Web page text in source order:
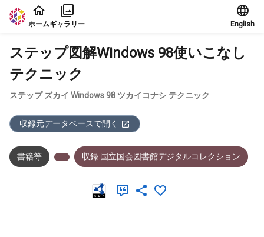
本文に飛ぶ
ホームギャラリー English
ステップ図解Windows 98使いこなし
テクニック
ステップ ズカイ Windows 98 ツカイコナシ テクニック
収録元データベースで開く
書籍等 収録:国立国会図書館デジタルコレクション